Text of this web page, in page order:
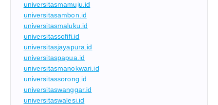
universitasmamuju.id
universitasambon.id
universitasmaluku.id
universitassofifi.id
universitasjayapura.id
universitaspapua.id
universitasmanokwari.id
universitassorong.id
universitaswanggar.id
universitaswalesi.id